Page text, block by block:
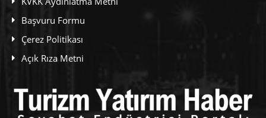
Başvuru Formu
Çerez Politikası
Açık Rıza Metni